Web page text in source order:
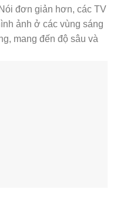
đơn giản hơn, các TV
ảnh ở các vùng sáng
mang đến độ sâu và